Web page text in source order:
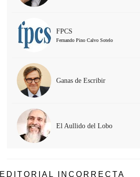
FPCS
Fernando Pino Calvo Sotelo
Ganas de Escribir
El Aullido del Lobo
EDITORIAL INCORRECTA